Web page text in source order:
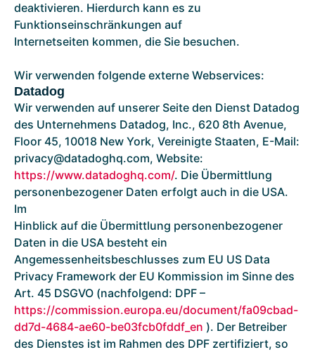
deaktivieren. Hierdurch kann es zu
Funktionseinschränkungen auf
Internetseiten kommen, die Sie besuchen.
Wir verwenden folgende externe Webservices:
Datadog
Wir verwenden auf unserer Seite den Dienst Datadog
des Unternehmens Datadog, Inc., 620 8th Avenue,
Floor 45, 10018 New York, Vereinigte Staaten, E-Mail:
privacy@datadoghq.com, Website:
https://www.datadoghq.com/. Die Übermittlung
personenbezogener Daten erfolgt auch in die USA.
Im
Hinblick auf die Übermittlung personenbezogener
Daten in die USA besteht ein
Angemessenheitsbeschlusses zum EU US Data
Privacy Framework der EU Kommission im Sinne des
Art. 45 DSGVO (nachfolgend: DPF –
https://commission.europa.eu/document/fa09cbad-
dd7d-4684-ae60-be03fcb0fddf_en ). Der Betreiber
des Dienstes ist im Rahmen des DPF zertifiziert, so